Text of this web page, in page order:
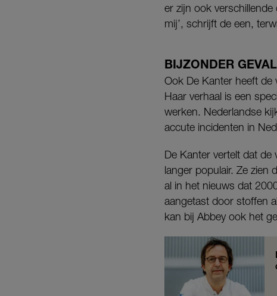
er zijn ook
mij’, schrijft de een,
BIJZONDER GEVAL
Ook De Kanter heeft de
Haar verhaal is een
werken. Nederlandse
accute incidenten in
De Kanter vertelt dat de
langer populair. Ze zien
al in het nieuws dat
aangetast door stoffen
kan bij Abbey ook het